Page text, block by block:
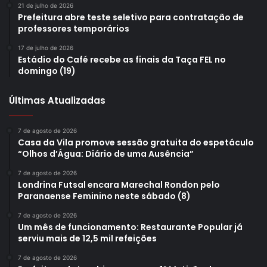
Oficinas e masterclasses
21 de julho de 2026
Prefeitura abre teste seletivo para contratação de
professores temporários
17 de julho de 2026
Estádio do Café recebe as finais da Taça FEL no
domingo (19)
Últimas Atualizadas
7 de agosto de 2026
Casa da Vila promove sessão gratuita do espetáculo
“Olhos d’Água: Diário de uma Ausência”
7 de agosto de 2026
Londrina Futsal encara Marechal Rondon pelo
Paranaense Feminino neste sábado (8)
7 de agosto de 2026
Um mês de funcionamento: Restaurante Popular já
serviu mais de 12,5 mil refeições
7 de agosto de 2026